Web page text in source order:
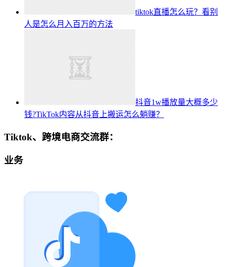
tiktok直播怎么玩？看别
人是怎么月入百万的方法
抖音1w播放量大概多少
钱?TikTok内容从抖音上搬运怎么躺赚？
Tiktok、跨境电商交流群：
业务